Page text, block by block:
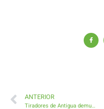
ANTERIOR
Tiradores de Antigua demuestran técnica y puntería ganando el Campeonato Compak Sporting Fuerteventura 2019